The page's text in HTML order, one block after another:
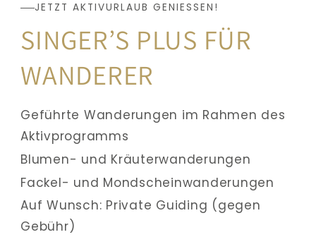
JETZT AKTIVURLAUB GENIESSEN!
SINGER’S PLUS FÜR
WANDERER
Geführte Wanderungen im Rahmen des
Aktivprogramms
Blumen- und Kräuterwanderungen
Fackel- und Mondscheinwanderungen
Auf Wunsch: Private Guiding (gegen
Gebühr)